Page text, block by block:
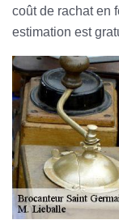
coût de rachat en
estimation est